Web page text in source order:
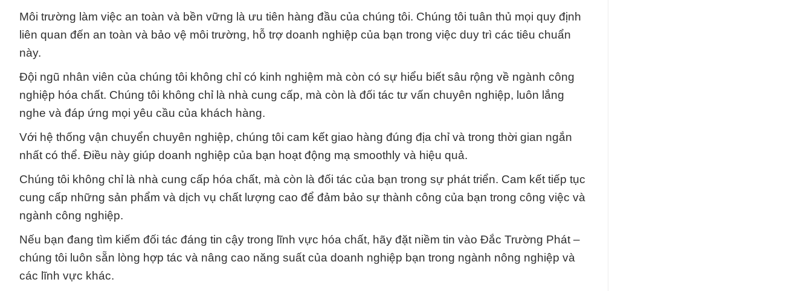
Môi trường làm việc an toàn và bền vững là ưu tiên hàng đầu của chúng tôi. Chúng tôi tuân thủ mọi quy định
liên quan đến an toàn và bảo vệ môi trường, hỗ trợ doanh nghiệp của bạn trong việc duy trì các tiêu chuẩn
này.
Đội ngũ nhân viên của chúng tôi không chỉ có kinh nghiệm mà còn có sự hiểu biết sâu rộng về ngành công
nghiệp hóa chất. Chúng tôi không chỉ là nhà cung cấp, mà còn là đối tác tư vấn chuyên nghiệp, luôn lắng
nghe và đáp ứng mọi yêu cầu của khách hàng.
Với hệ thống vận chuyển chuyên nghiệp, chúng tôi cam kết giao hàng đúng địa chỉ và trong thời gian ngắn
nhất có thể. Điều này giúp doanh nghiệp của bạn hoạt động mạ smoothly và hiệu quả.
Chúng tôi không chỉ là nhà cung cấp hóa chất, mà còn là đối tác của bạn trong sự phát triển. Cam kết tiếp tục
cung cấp những sản phẩm và dịch vụ chất lượng cao để đảm bảo sự thành công của bạn trong công việc và
ngành công nghiệp.
Nếu bạn đang tìm kiếm đối tác đáng tin cậy trong lĩnh vực hóa chất, hãy đặt niềm tin vào Đắc Trường Phát –
chúng tôi luôn sẵn lòng hợp tác và nâng cao năng suất của doanh nghiệp bạn trong ngành nông nghiệp và
các lĩnh vực khác.